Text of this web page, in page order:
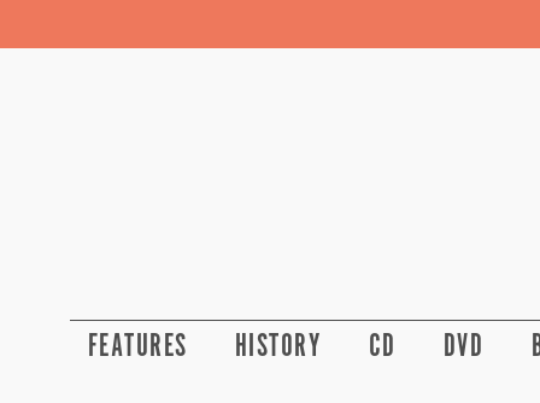
FEATURES HISTORY CD DVD